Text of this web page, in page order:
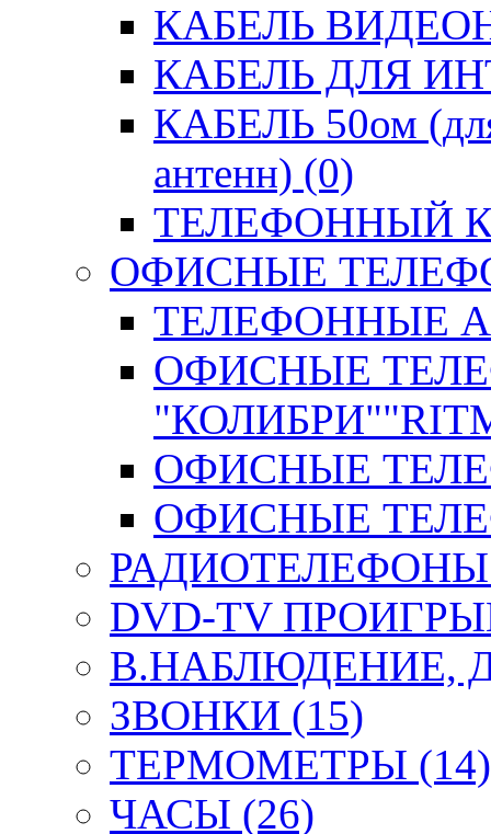
КАБЕЛЬ
КАБЕЛЬ ДЛЯ
КАБЕЛЬ 50ом
антенн) (0)
ТЕЛЕФОННЫЙ
ОФИСНЫЕ
ТЕЛЕФОННЫЕ
ОФИСНЫЕ
ОФИСНЫЕ
ОФИСНЫЕ
РАДИОТЕЛЕФОНЫ
DVD-TV
В.НАБЛЮДЕНИЕ,
ЗВОНКИ (15)
ТЕРМОМЕТРЫ (14)
ЧАСЫ (26)